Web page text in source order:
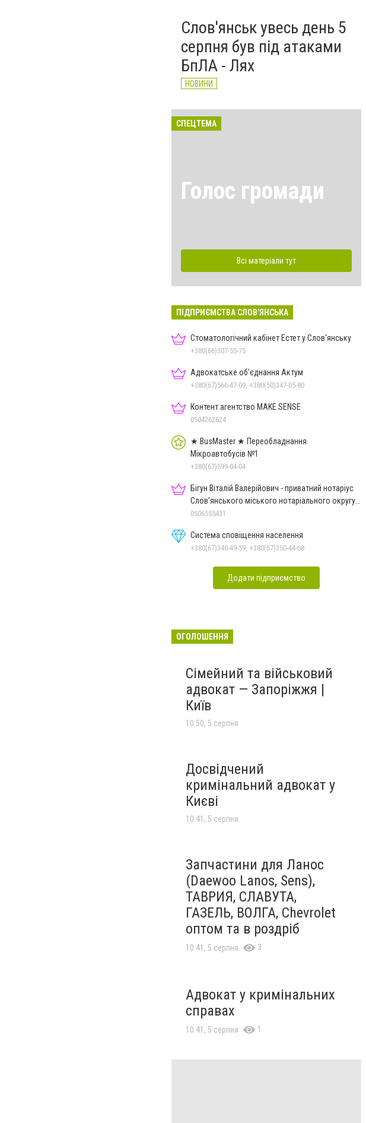
Слов'янськ увесь день 5
серпня був під атаками
БпЛА - Лях
НОВИНИ
СПЕЦТЕМА
Голос громади
Всі матеріали тут
ПІДПРИЄМСТВА СЛОВ'ЯНСЬКА
Стоматологічний кабінет Естет у Слов'янську
+380(66)307-55-75
Адвокатське об'єднання Актум
+380(67)566-47-09, +380(50)347-05-80
Контент агентство MAKE SENSE
0504262624
★ BusMaster ★ Переобладнання
Мікроавтобусів №1
+380(67)599-04-04
Бігун Віталій Валерійович - приватний нотаріус
Слов'янського міського нотаріального округу
Дон.обл.
0506555431
Система сповіщення населення
+380(67)340-49-59, +380(67)350-44-68
Додати підприємство
ОГОЛОШЕННЯ
Сімейний та військовий
адвокат — Запоріжжя |
Київ
10:50, 5 серпня
Досвідчений
кримінальний адвокат у
Києві
10:41, 5 серпня
Запчастини для Ланос
(Daewoo Lanos, Sens),
ТАВРИЯ, СЛАВУТА,
ГАЗЕЛЬ, ВОЛГА, Chevrolet
оптом та в роздріб
10:41, 5 серпня 3
Адвокат у кримінальних
справах
10:41, 5 серпня 1